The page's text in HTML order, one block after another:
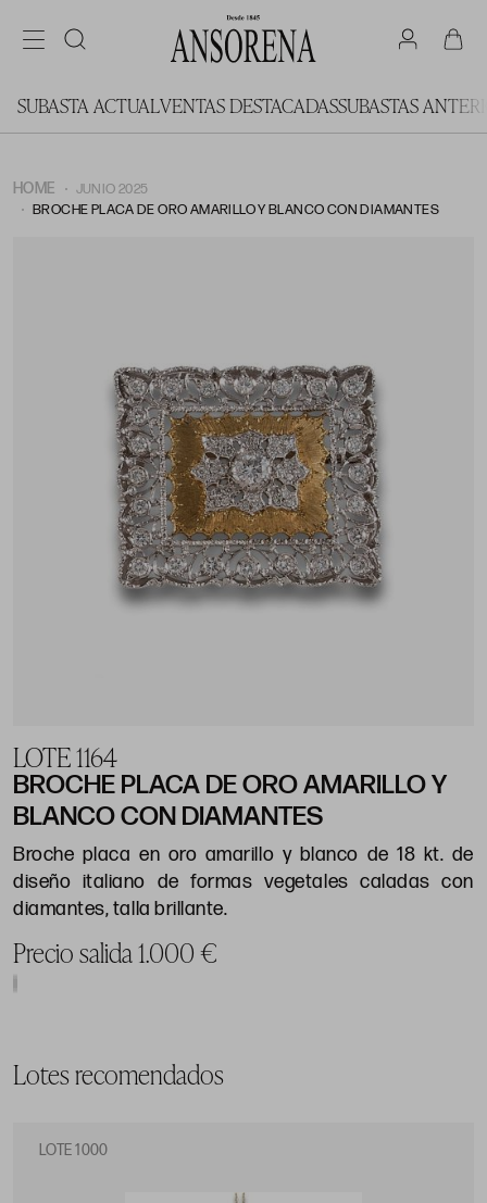
SUBASTA ACTUALVENTAS DESTACADASSUBASTAS
HOME
JUNIO 2025
BROCHE PLACA DE ORO AMARILLO Y BLANCO CON DIAMANTES
LOTE 1164
BROCHE PLACA DE ORO AMARILLO Y
BLANCO CON DIAMANTES
Broche placa en oro amarillo y blanco de 18 kt. de
diseño italiano de formas vegetales caladas con
diamantes, talla brillante.
Precio salida 1.000 €
Lotes recomendados
LOTE 1000